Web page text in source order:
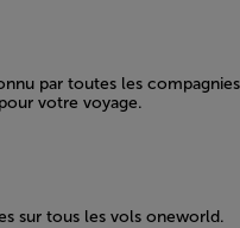
par toutes les
votre voyage.
sur tous les vols oneworld.